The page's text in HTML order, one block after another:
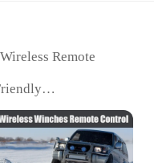
Remote
up to 100ft
Low Power